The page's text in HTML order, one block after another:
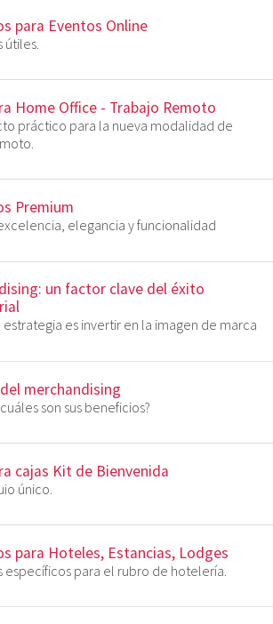
para Eventos Online
Home Office - Trabajo Remoto
práctico para la nueva modalidad de
Premium
elegancia y funcionalidad
un factor clave del éxito
estrategia es invertir en la imagen de marca
merchandising
son sus beneficios?
cajas Kit de Bienvenida
único.
para Hoteles, Estancias, Lodges
específicos para el rubro de hotelería.